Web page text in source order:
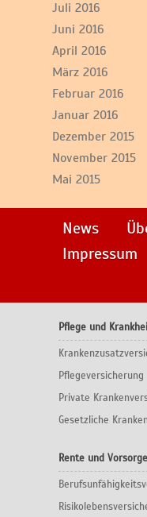
Juli 2016
Juni 2016
April 2016
März 2016
Februar 2016
Januar 2016
Dezember 2015
November 2015
Mai 2015
News
Impressum
Pflege und
Pflegeversicherung
Private
Gesetzliche
Rente und Vorsorge